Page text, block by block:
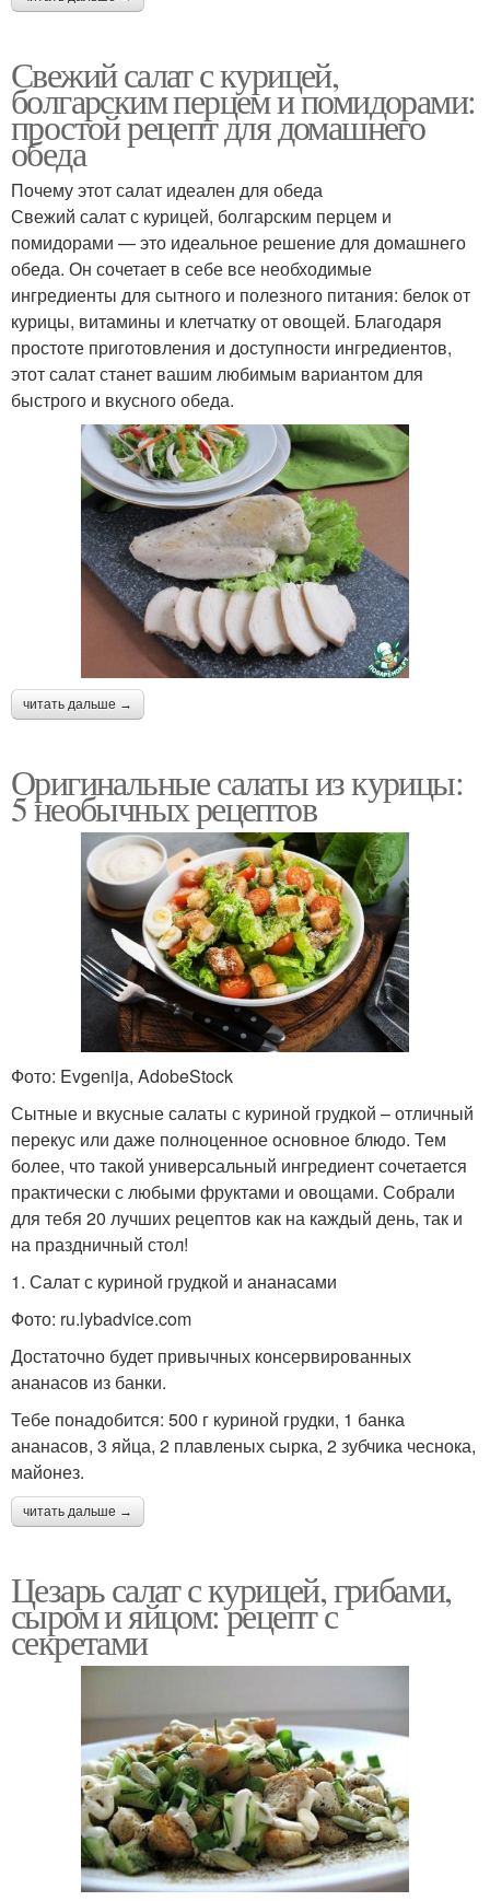
Свежий салат с курицей,
болгарским перцем и помидорами:
простой рецепт для домашнего
обеда
Почему этот салат идеален для обеда
Свежий салат с курицей, болгарским перцем и
помидорами — это идеальное решение для домашнего
обеда. Он сочетает в себе все необходимые
ингредиенты для сытного и полезного питания: белок от
курицы, витамины и клетчатку от овощей. Благодаря
простоте приготовления и доступности ингредиентов,
этот салат станет вашим любимым вариантом для
быстрого и вкусного обеда.
читать дальше →
Оригинальные салаты из курицы:
5 необычных рецептов
Фото: Evgenija, AdobeStock
Сытные и вкусные салаты с куриной грудкой – отличный
перекус или даже полноценное основное блюдо. Тем
более, что такой универсальный ингредиент сочетается
практически с любыми фруктами и овощами. Собрали
для тебя 20 лучших рецептов как на каждый день, так и
на праздничный стол!
1. Салат с куриной грудкой и ананасами
Фото: ru.lybadvice.com
Достаточно будет привычных консервированных
ананасов из банки.
Тебе понадобится: 500 г куриной грудки, 1 банка
ананасов, 3 яйца, 2 плавленых сырка, 2 зубчика чеснока,
майонез.
читать дальше →
Цезарь салат с курицей, грибами,
сыром и яйцом: рецепт с
секретами